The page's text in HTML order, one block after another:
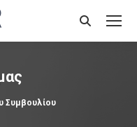
Search:
Συμβουλίου